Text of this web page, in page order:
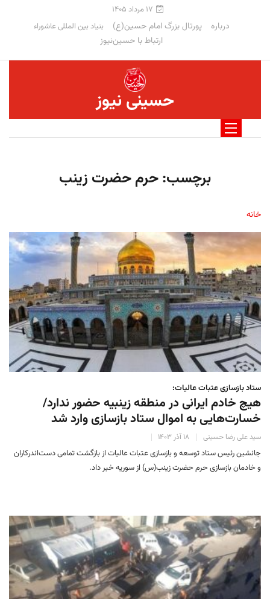
۱۷ مرداد ۱۴۰۵
درباره پورتال بزرگ امام حسین(ع) بنیاد بین المللی عاشوراء
ارتباط با حسین‌نیوز
حسینی نیوز
برچسب:حرم حضرت زینب
خانه
ستاد بازسازی عتبات عالیات:
هیچ خادم ایرانی در منطقه زینبیه حضور ندارد/
خسارت‌هایی به اموال ستاد بازسازی وارد شد
سید علی رضا حسینی ۱۸ آذر ۱۴۰۳
جانشین رئیس ستاد توسعه و بازسازی عتبات عالیات از بازگشت تمامی دست‌اندرکاران
و خادمان بازسازی حرم حضرت زینب(س) از سوریه خبر داد.